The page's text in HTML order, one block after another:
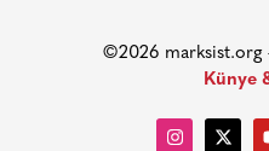
©2026 marksist.org
Künye